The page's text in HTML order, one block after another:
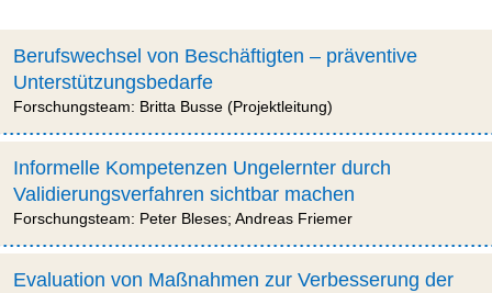
Berufswechsel von Beschäftigten – präventive
Unterstützungsbedarfe
Forschungsteam: Britta Busse (Projektleitung)
Informelle Kompetenzen Ungelernter durch
Validierungsverfahren sichtbar machen
Forschungsteam: Peter Bleses; Andreas Friemer
Evaluation von Maßnahmen zur Verbesserung der